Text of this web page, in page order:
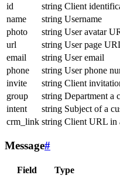
id
string Client
name
string Username
photo
string User avatar
url
string User page
email
string User email
phone
string User phone
invite
string Client
group
string Department a
intent
string Subject of a
crm_link string Client URL in
Message#
Field Type